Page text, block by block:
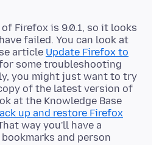
Firefox is 9.0.1, so it looks
failed. You can look at
article Update Firefox to
some troubleshooting
you might just want to try
of the latest version of
at the Knowledge Base
up and restore Firefox
way you'll have a
and person